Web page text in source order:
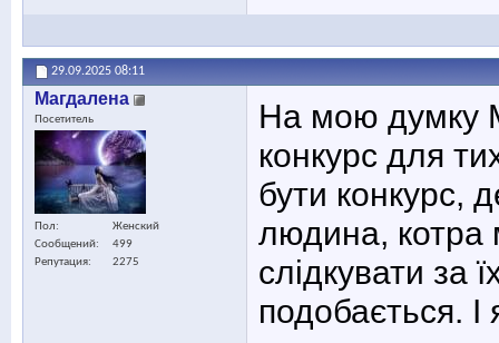
29.09.2025 08:11
Maгдалена
Посетитель
Пол
Женский
Сообщений
499
Репутация
2275
На мою думку
конкурс для
бути конкурс,
людина, котра
слідкувати за
подобається. І